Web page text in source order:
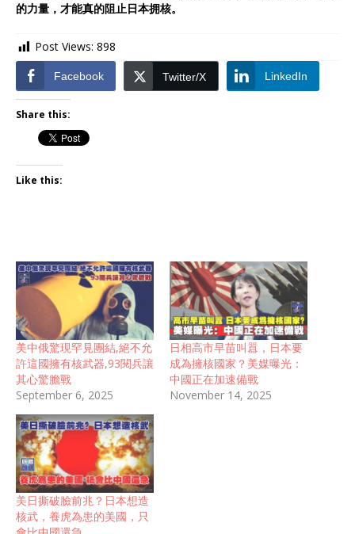
的力量，才能真的阻止日本拥核。
Post Views: 898
Facebook Twitter/X LinkedIn
Share this:
Like this:
美中俄驚現罕見團結,絕不允
許這國擁有核武器,93閱兵讓
其心驚膽戰
September 6, 2025
日相高市早苗叫囂，日本要
成為擁核國家？美媒曝光：
中國正在加速備戰
November 14, 2025
美日撕破臉前兆？日本想造
核武，養虎為患的美國，只